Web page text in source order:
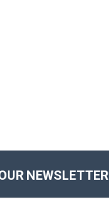
NEWSLETTER